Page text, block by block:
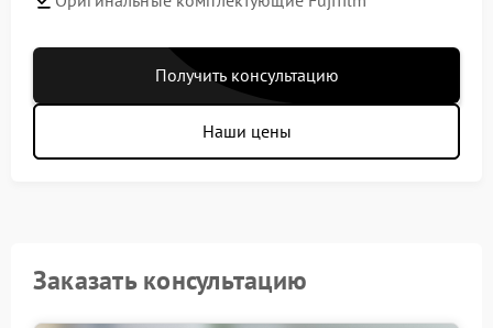
Получить консультацию
Наши цены
Заказать консультацию